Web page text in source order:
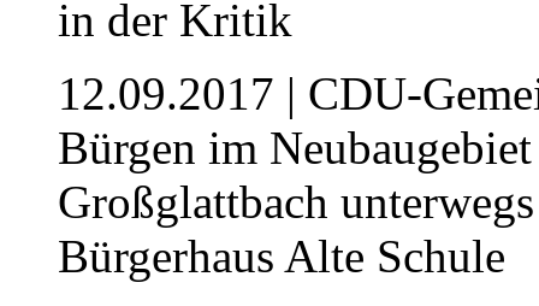
12.09.2017 | CDU-
Bürgen im
Großglattbach
Bürgerhaus Alte Schule